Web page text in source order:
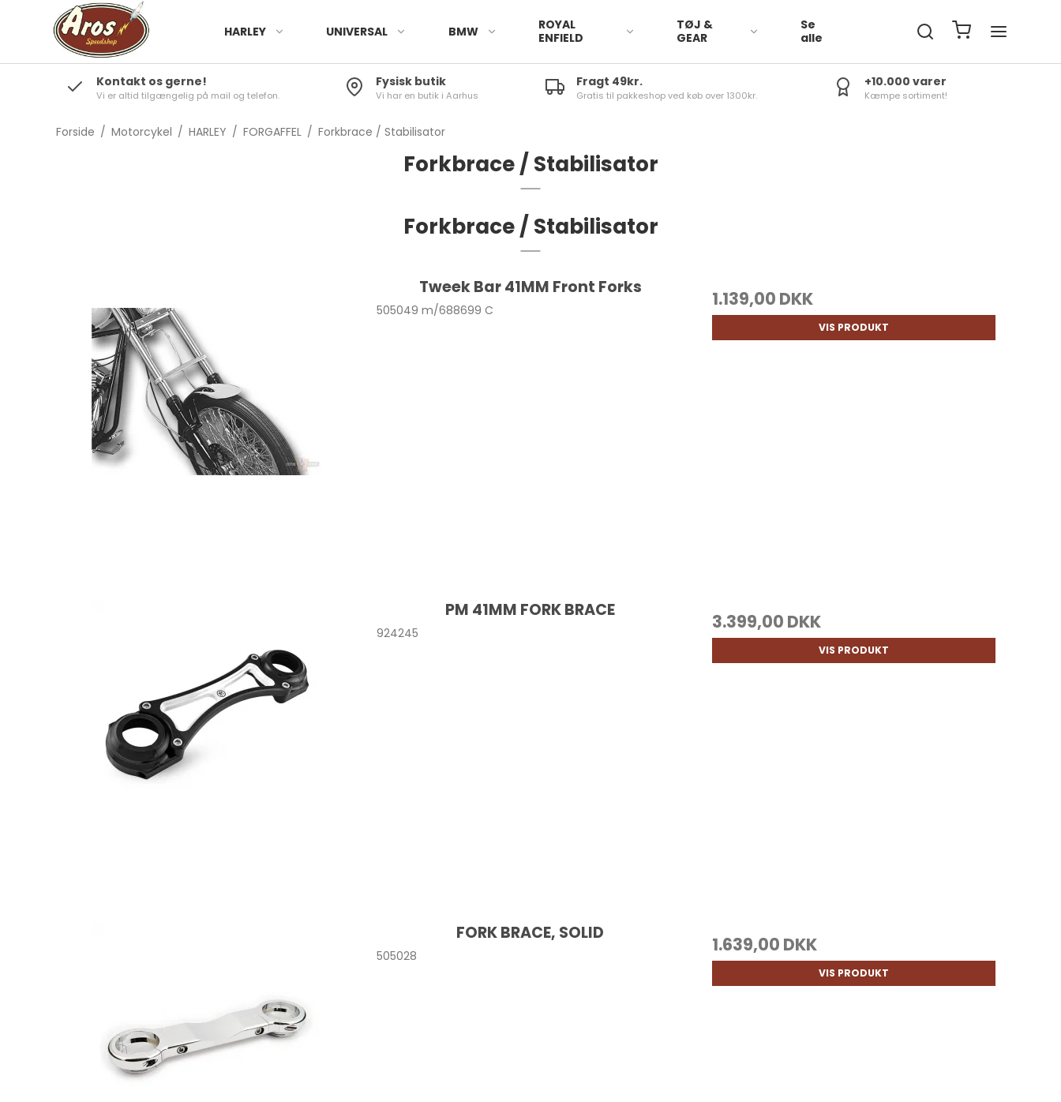
HARLEY UNIVERSAL BMW
ROYAL
ENFIELD
TØJ &
GEAR
Se
alle
Kontakt os gerne!
Vi er altid tilgængelig på mail og telefon.
Fysisk butik
Vi har en butik i Aarhus
Fragt 49kr.
Gratis til pakkeshop ved køb over 1300kr.
+10.000 varer
Kæmpe sortiment!
Forside / Motorcykel / HARLEY / FORGAFFEL / Forkbrace / Stabilisator
Forkbrace / Stabilisator
Forkbrace / Stabilisator
Tweek Bar 41MM Front Forks
505049 m/688699 C 1.139,00 DKK
VIS PRODUKT
PM 41MM FORK BRACE
924245 3.399,00 DKK
VIS PRODUKT
FORK BRACE, SOLID
505028 1.639,00 DKK
VIS PRODUKT